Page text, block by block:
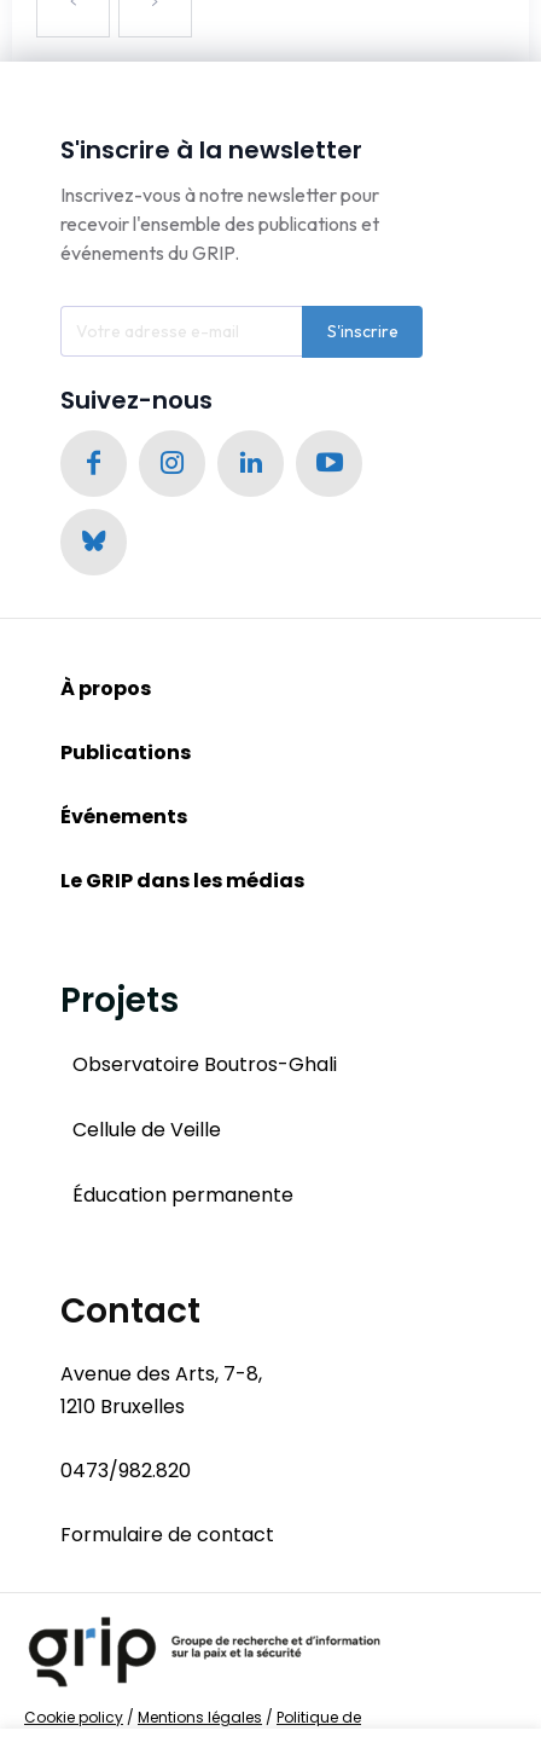
S'inscrire à la newsletter
Inscrivez-vous à notre newsletter pour
recevoir l'ensemble des publications et
événements du GRIP.
S'inscrire
Suivez-nous
À propos
Publications
Événements
Le GRIP dans les médias
Projets
Observatoire Boutros-Ghali
Cellule de Veille
Éducation permanente
Contact
Avenue des Arts, 7-8,
1210 Bruxelles
0473/982.820
Formulaire de contact
Cookie policy / Mentions légales / Politique de